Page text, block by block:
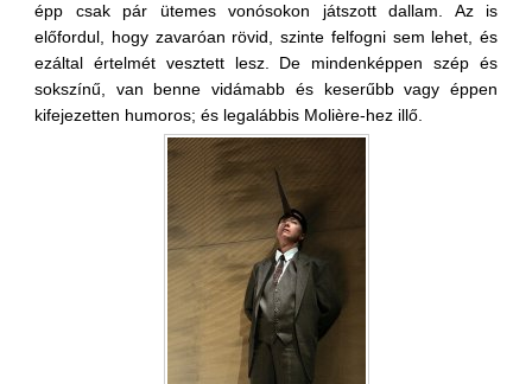
épp csak pár ütemes vonósokon játszott dallam. Az is
előfordul, hogy zavaróan rövid, szinte felfogni sem lehet, és
ezáltal értelmét vesztett lesz. De mindenképpen szép és
sokszínű, van benne vidámabb és keserűbb vagy éppen
kifejezetten humoros; és legalábbis Molière-hez illő.